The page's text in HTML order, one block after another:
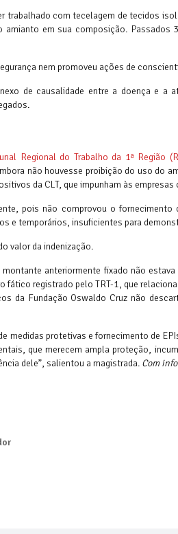
trabalhado com tecelagem de tecidos
em sua composição.
nem promoveu ações de
de causalidade entre a doença e a
Regional do Trabalho da 1ª Região
não houvesse proibição do uso do
da CLT, que impunham às
pois não comprovou o fornecimento
e temporários, insuficientes para
valor da indenização.
anteriormente fixado não
fático registrado pelo TRT-1, que
da Fundação Oswaldo Cruz não
medidas protetivas e fornecimento de
que merecem ampla proteção,
dele”, salientou a magistrada. Com